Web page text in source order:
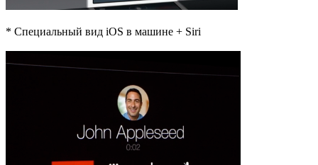
* Специальный вид iOS в машине + Siri